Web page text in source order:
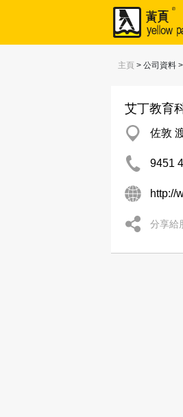
主頁 > 公司資料
艾丁教育
佐敦
9451
http://
分享給